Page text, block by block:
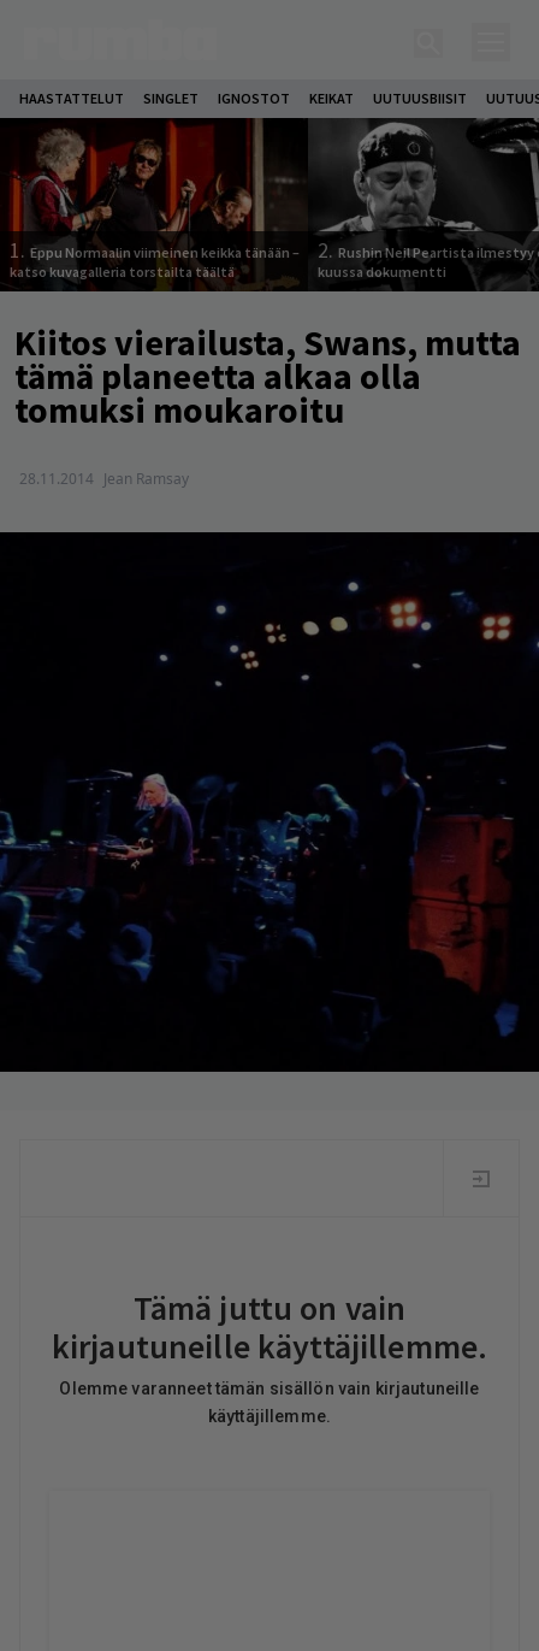
HAASTATTELUT SINGLET IGNOSTOT KEIKAT UUTUUSBIISIT
1. Eppu Normaalin viimeinen keikka tänään –
katso kuvagalleria torstailta täältä
2. Rushin Neil Peartista ilmestyy
kuussa dokumentti
Kiitos vierailusta, Swans, mutta
tämä planeetta alkaa olla
tomuksi moukaroitu
28.11.2014 Jean Ramsay